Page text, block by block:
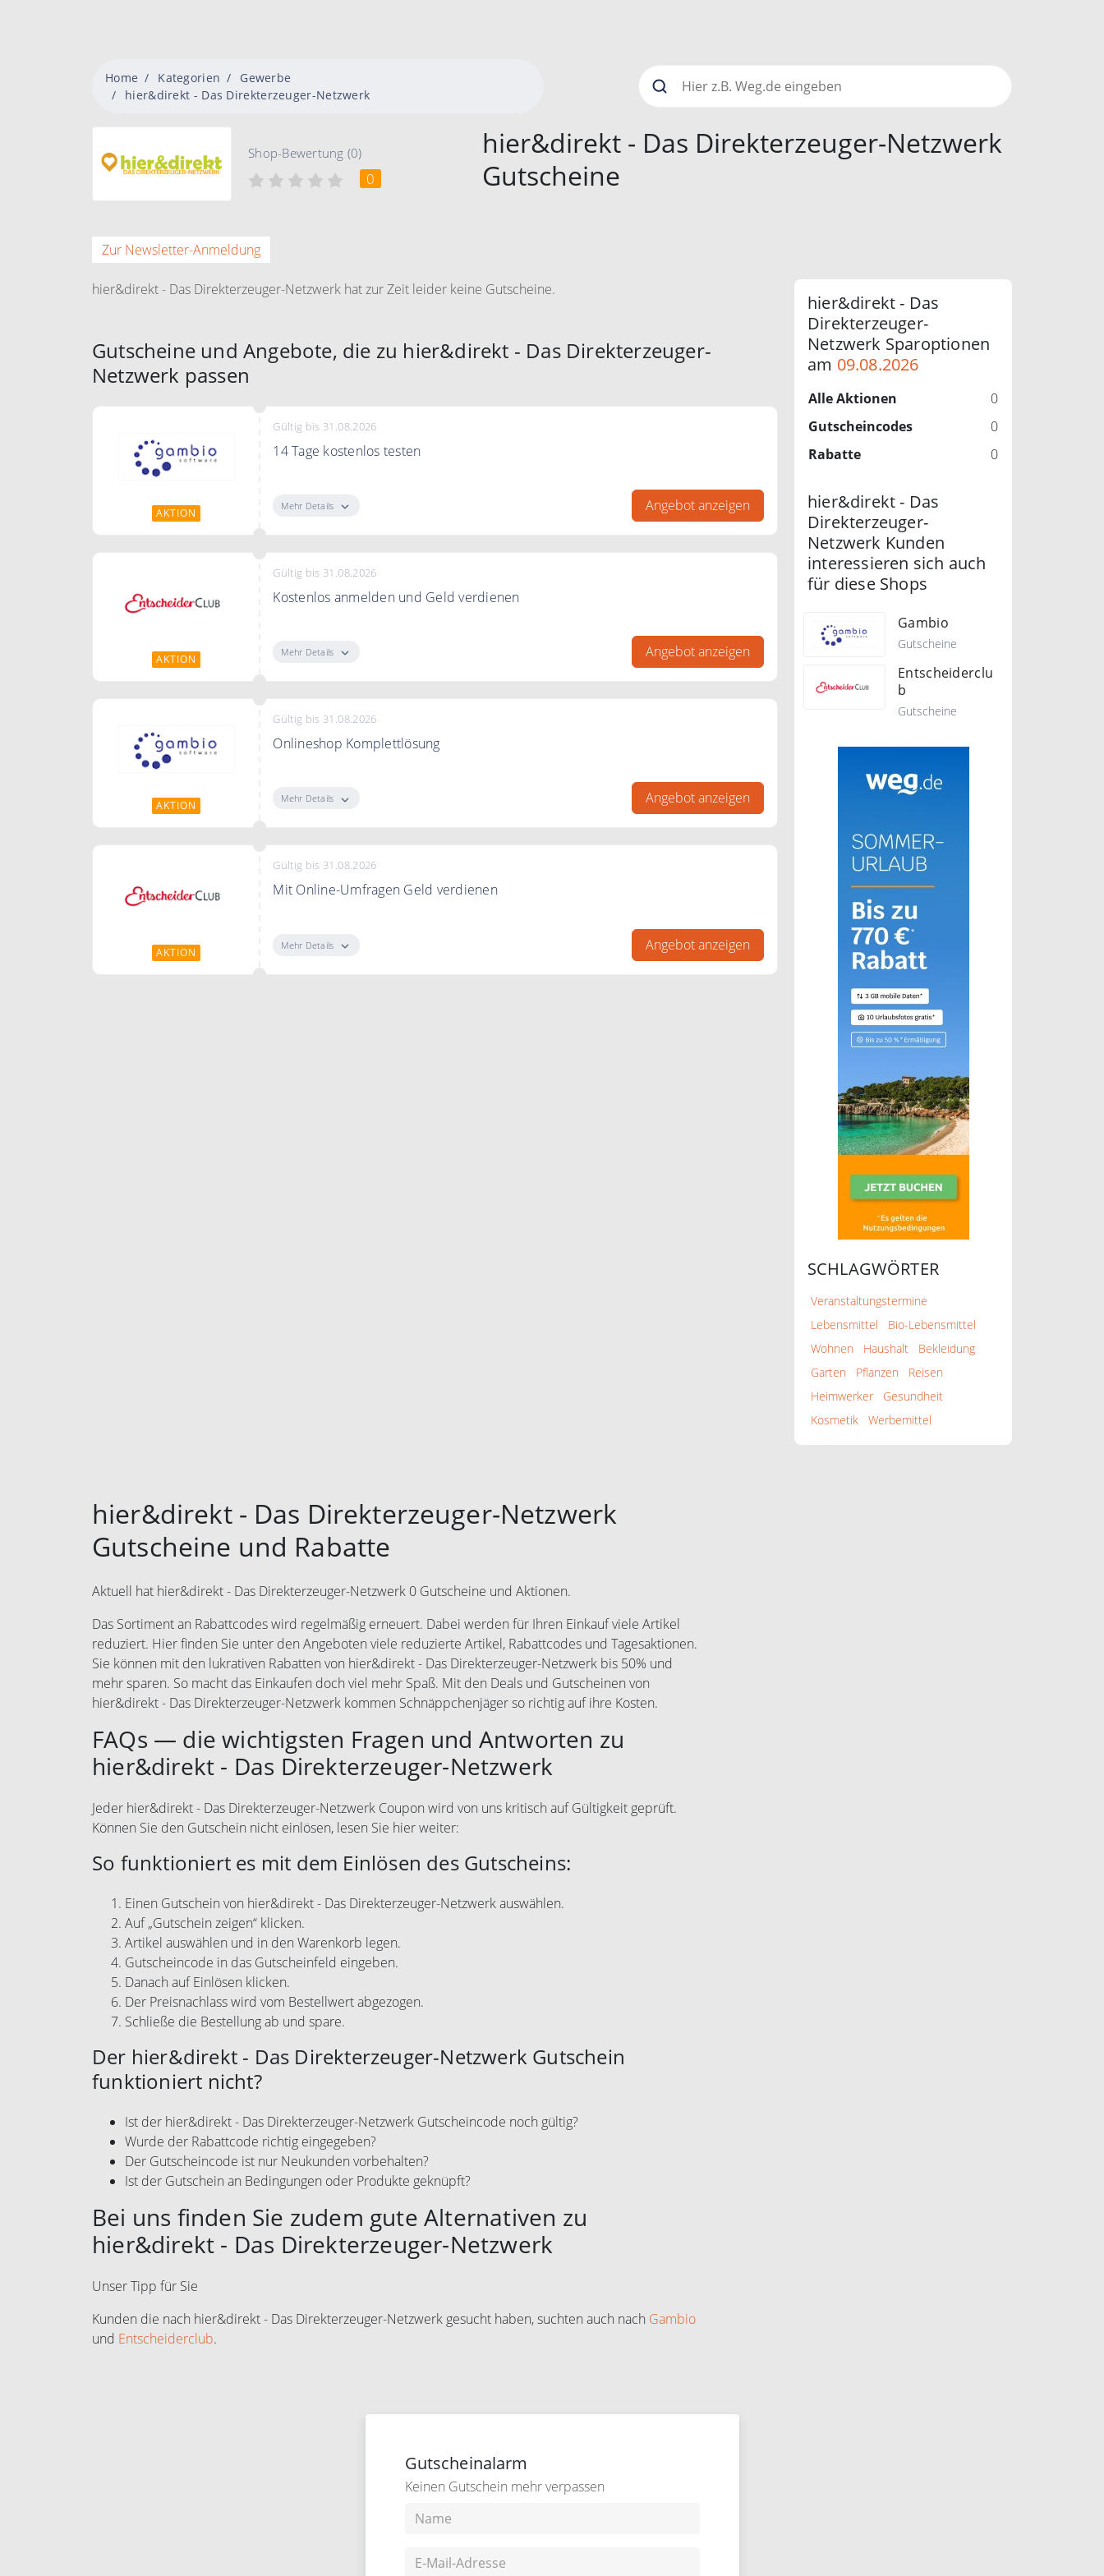
Home Kategorien
Gewerbe
hier&direkt - Das Direkterzeuger-Netzwerk
Shop-Bewertung (0)
0
hier&direkt - Das Direkterzeuger-Netzwerk
Gutscheine
Zur Newsletter-Anmeldung
hier&direkt - Das Direkterzeuger-Netzwerk hat zur Zeit leider keine Gutscheine.
Gutscheine und Angebote, die zu hier&direkt - Das Direkterzeuger-
Netzwerk passen
AKTION
Gültig bis 31.08.2026
14 Tage kostenlos testen
Mehr Details Angebot anzeigen
AKTION
Gültig bis 31.08.2026
Kostenlos anmelden und Geld verdienen
Mehr Details Angebot anzeigen
AKTION
Gültig bis 31.08.2026
Onlineshop Komplettlösung
Mehr Details Angebot anzeigen
AKTION
Gültig bis 31.08.2026
Mit Online-Umfragen Geld verdienen
Mehr Details Angebot anzeigen
hier&direkt - Das Direkterzeuger-Netzwerk
Gutscheine und Rabatte
Aktuell hat hier&direkt - Das Direkterzeuger-Netzwerk 0 Gutscheine und Aktionen.
Das Sortiment an Rabattcodes wird regelmäßig erneuert. Dabei werden für Ihren Einkauf viele Artikel
reduziert. Hier finden Sie unter den Angeboten viele reduzierte Artikel, Rabattcodes und Tagesaktionen.
Sie können mit den lukrativen Rabatten von hier&direkt - Das Direkterzeuger-Netzwerk bis 50% und
mehr sparen. So macht das Einkaufen doch viel mehr Spaß. Mit den Deals und Gutscheinen von
hier&direkt - Das Direkterzeuger-Netzwerk kommen Schnäppchenjäger so richtig auf ihre Kosten.
FAQs — die wichtigsten Fragen und Antworten zu
hier&direkt - Das Direkterzeuger-Netzwerk
Jeder hier&direkt - Das Direkterzeuger-Netzwerk Coupon wird von uns kritisch auf Gültigkeit geprüft.
Können Sie den Gutschein nicht einlösen, lesen Sie hier weiter:
So funktioniert es mit dem Einlösen des Gutscheins:
Einen Gutschein von hier&direkt - Das Direkterzeuger-Netzwerk auswählen.
Auf „Gutschein zeigen“ klicken.
Artikel auswählen und in den Warenkorb legen.
Gutscheincode in das Gutscheinfeld eingeben.
Danach auf Einlösen klicken.
Der Preisnachlass wird vom Bestellwert abgezogen.
Schließe die Bestellung ab und spare.
Der hier&direkt - Das Direkterzeuger-Netzwerk Gutschein
funktioniert nicht?
Ist der hier&direkt - Das Direkterzeuger-Netzwerk Gutscheincode noch gültig?
Wurde der Rabattcode richtig eingegeben?
Der Gutscheincode ist nur Neukunden vorbehalten?
Ist der Gutschein an Bedingungen oder Produkte geknüpft?
Bei uns finden Sie zudem gute Alternativen zu
hier&direkt - Das Direkterzeuger-Netzwerk
Unser Tipp für Sie
Kunden die nach hier&direkt - Das Direkterzeuger-Netzwerk gesucht haben, suchten auch nach Gambio
und Entscheiderclub.
hier&direkt - Das
Direkterzeuger-
Netzwerk Sparoptionen
am 09.08.2026
Alle Aktionen
0
Gutscheincodes
0
Rabatte
0
hier&direkt - Das
Direkterzeuger-
Netzwerk Kunden
interessieren sich auch
für diese Shops
Gambio
Gutscheine
Entscheiderclu
b
Gutscheine
SCHLAGWÖRTER
Veranstaltungstermine
Lebensmittel
Bio-Lebensmittel
Wohnen
Haushalt
Bekleidung
Garten
Pflanzen
Reisen
Heimwerker
Gesundheit
Kosmetik
Werbemittel
Gutscheinalarm
Keinen Gutschein mehr verpassen